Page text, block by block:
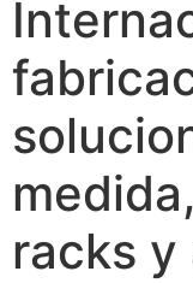
racks y